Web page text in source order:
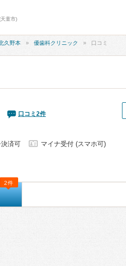
童市)
久野本 優歯科クリニック 口コミ
口コミ 2件
済可
マイナ受付 (スマホ可)
2件